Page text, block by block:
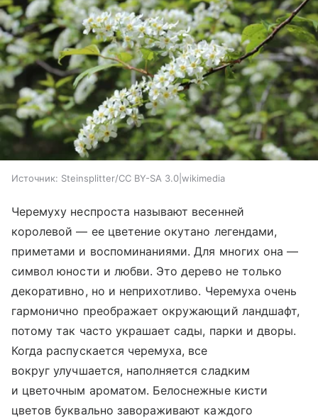
Источник: Steinsplitter/CC BY-SA 3.0|wikimedia
Черемуху неспроста называют весенней
королевой — ее цветение окутано легендами,
приметами и воспоминаниями. Для многих она —
символ юности и любви. Это дерево не только
декоративно, но и неприхотливо. Черемуха очень
гармонично преображает окружающий ландшафт,
потому так часто украшает сады, парки и дворы.
Когда распускается черемуха, все
вокруг улучшается, наполняется сладким
и цветочным ароматом. Белоснежные кисти
цветов буквально завораживают каждого